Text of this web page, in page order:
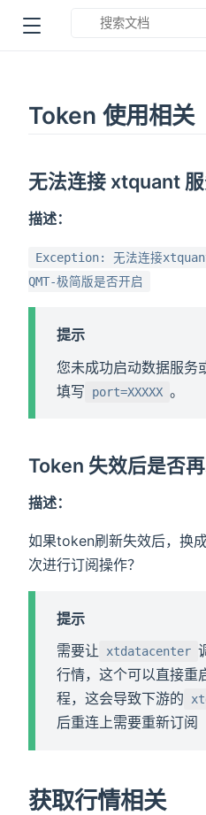
Token 使用相关
无法连接 xtquant
描述：
Exception: 无法连接xtquant
QMT-极简版是否开启
提示
您未成功启动数据服务
填写
port=XXXXX 。
Token 失效后是否
描述：
如果token刷新失效后，换
次进行订阅操作？
提示
需要让 xtdatacenter
行情，这个可以直接重
程，这会导致下游的
后重连上需要重新订阅
获取行情相关